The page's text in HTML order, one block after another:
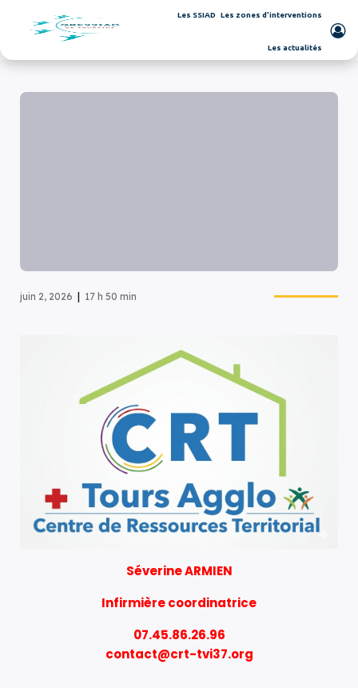
Les SSIAD Les zones d’interventions
Les actualités
juin 2, 2026 | 17 h 50 min
Séverine ARMIEN
Infirmière coordinatrice
07.45.86.26.96
contact@crt-tvi37.org